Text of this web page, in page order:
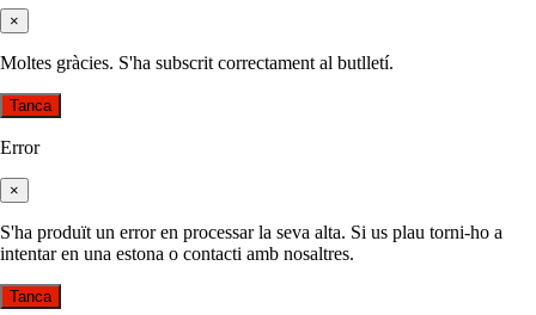
×
Moltes gràcies. S'ha subscrit correctament al butlletí.
Tanca
Error
×
S'ha produït un error en processar la seva alta. Si us plau torni-ho a
intentar en una estona o contacti amb nosaltres.
Tanca